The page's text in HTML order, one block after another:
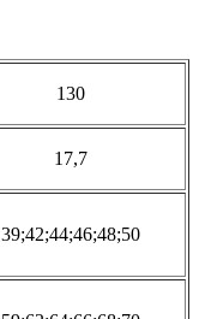
130
17,7
39;42;44;46;48;50